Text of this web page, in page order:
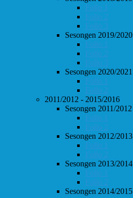
Follo 1
Follo 2
Follo 3
Sesongen 2019/2020
Follo 1
Follo 2
Follo 3
Sesongen 2020/2021
Follo 1
Follo 2
2011/2012 - 2015/2016
Sesongen 2011/2012
Follo 1
Follo 2
Sesongen 2012/2013
Follo 1
Follo 2
Sesongen 2013/2014
Follo 1
Follo 2
Sesongen 2014/2015